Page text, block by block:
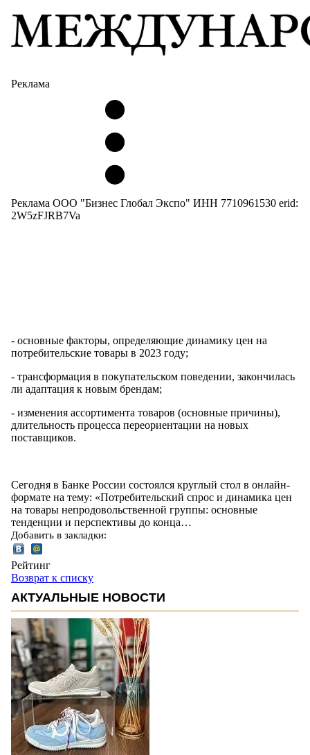
Реклама
Реклама ООО "Бизнес Глобал Экспо" ИНН 7710961530 erid:
2W5zFJRB7Va
- основные факторы, определяющие динамику цен на
потребительские товары в 2023 году;
- трансформация в покупательском поведении, закончилась
ли адаптация к новым брендам;
- изменения ассортимента товаров (основные причины),
длительность процесса переориентации на новых
поставщиков.
Сегодня в Банке России состоялся круглый стол в онлайн-
формате на тему: «Потребительский спрос и динамика цен
на товары непродовольственной группы: основные
тенденции и перспективы до конца…
Добавить в закладки:
Рейтинг
Возврат к списку
АКТУАЛЬНЫЕ НОВОСТИ